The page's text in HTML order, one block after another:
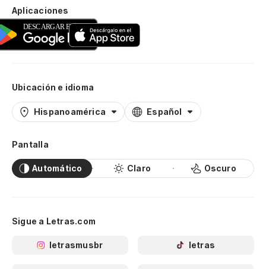
Aplicaciones
Ubicación e idioma
Hispanoamérica Español
Pantalla
Automático Claro Oscuro
Sigue a Letras.com
letrasmusbr letras